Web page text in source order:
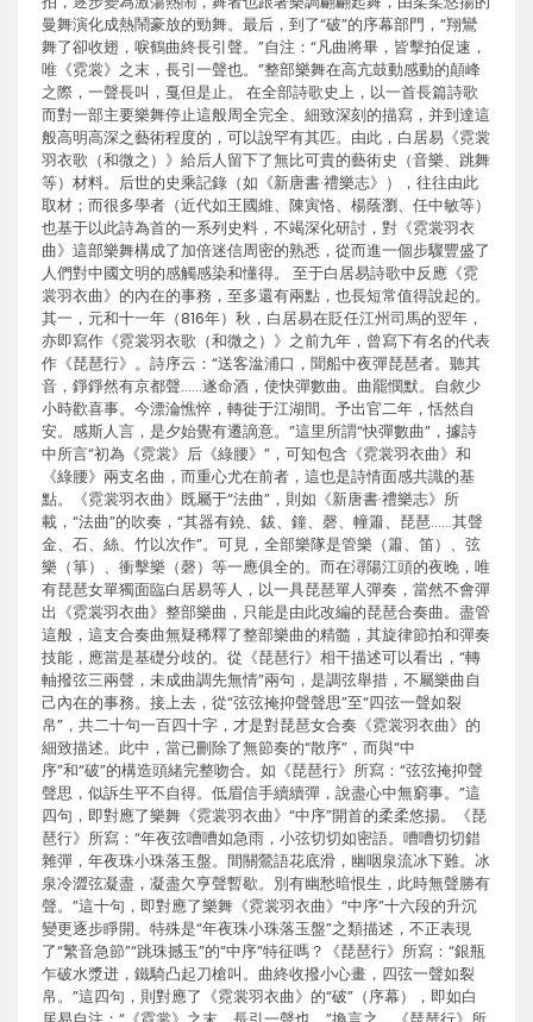
曼舞演化成熱鬧豪放的勁舞。最后，到了“破”的序幕部門，“翔鸞
舞了卻收翅，唳鶴曲終長引聲。”自注：“凡曲將畢，皆擊拍促速，
唯《霓裳》之末，長引一聲也。”整部樂舞在高亢鼓動感動的顛峰
之際，一聲長叫，戛但是止。 在全部詩歌史上，以一首長篇詩歌
而對一部主要樂舞停止這般周全完全、細致深刻的描寫，并到達這
般高明高深之藝術程度的，可以說罕有其匹。由此，白居易《霓裳
羽衣歌（和微之）》給后人留下了無比可貴的藝術史（音樂、跳舞
等）材料。后世的史乘記錄（如《新唐書·禮樂志》），往往由此
取材；而很多學者（近代如王國維、陳寅恪、楊蔭瀏、任中敏等）
也基于以此詩為首的一系列史料，不竭深化研討，對《霓裳羽衣
曲》這部樂舞構成了加倍迷信周密的熟悉，從而進一個步驟豐盛了
人們對中國文明的感觸感染和懂得。 至于白居易詩歌中反應《霓
裳羽衣曲》的內在的事務，至多還有兩點，也長短常值得說起的。
其一，元和十一年（816年）秋，白居易在貶任江州司馬的翌年，
亦即寫作《霓裳羽衣歌（和微之）》之前九年，曾寫下有名的代表
作《琵琶行》。詩序云：“送客湓浦口，聞船中夜彈琵琶者。聽其
音，錚錚然有京都聲……遂命酒，使快彈數曲。曲罷憫默。自敘少
小時歡喜事。今漂淪憔悴，轉徙于江湖間。予出官二年，恬然自
安。感斯人言，是夕始覺有遷謫意。”這里所謂“快彈數曲”，據詩
中所言“初為《霓裳》后《綠腰》”，可知包含《霓裳羽衣曲》和
《綠腰》兩支名曲，而重心尤在前者，這也是詩情面感共識的基
點。《霓裳羽衣曲》既屬于“法曲”，則如《新唐書·禮樂志》所
載，“法曲”的吹奏，“其器有鐃、鈸、鐘、磬、幢簫、琵琶……其聲
金、石、絲、竹以次作”。可見，全部樂隊是管樂（簫、笛）、弦
樂（箏）、衝擊樂（磬）等一應俱全的。而在潯陽江頭的夜晚，唯
有琵琶女單獨面臨白居易等人，以一具琵琶單人彈奏，當然不會彈
出《霓裳羽衣曲》整部樂曲，只能是由此改編的琵琶合奏曲。盡管
這般，這支合奏曲無疑稀釋了整部樂曲的精髓，其旋律節拍和彈奏
技能，應當是基礎分歧的。從《琵琶行》相干描述可以看出，“轉
軸撥弦三兩聲，未成曲調先無情”兩句，是調弦舉措，不屬樂曲自
己內在的事務。接上去，從“弦弦掩抑聲聲思”至“四弦一聲如裂
帛”，共二十句一百四十字，才是對琵琶女合奏《霓裳羽衣曲》的
細致描述。此中，當已刪除了無節奏的“散序”，而與“中
序”和“破”的構造頭緒完整吻合。如《琵琶行》所寫：“弦弦掩抑聲
聲思，似訴生平不自得。低眉信手續續彈，說盡心中無窮事。”這
四句，即對應了樂舞《霓裳羽衣曲》“中序”開首的柔柔悠揚。《琵
琶行》所寫：“年夜弦嘈嘈如急雨，小弦切切如密語。嘈嘈切切錯
雜彈，年夜珠小珠落玉盤。間關鶯語花底滑，幽咽泉流冰下難。冰
泉冷澀弦凝盡，凝盡欠亨聲暫歇。別有幽愁暗恨生，此時無聲勝有
聲。”這十句，即對應了樂舞《霓裳羽衣曲》“中序”十六段的升沉
變更逐步睜開。特殊是“年夜珠小珠落玉盤”之類描述，不正表現
了“繁音急節”“跳珠撼玉”的“中序”特征嗎？《琵琶行》所寫：“銀瓶
乍破水漿迸，鐵騎凸起刀槍叫。曲終收撥小心畫，四弦一聲如裂
帛。”這四句，則對應了《霓裳羽衣曲》的“破”（序幕），即如白